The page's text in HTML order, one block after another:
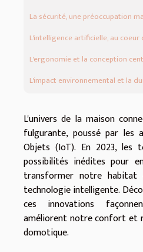
La sécurité, une préoccupation
L'intelligence artificielle, au
L'ergonomie et la conception
L'impact environnemental et la
L'univers de la maison
fulgurante, poussé par les
Objets (IoT). En 2023, les
possibilités inédites pour
transformer notre
technologie intelligente.
ces innovations
améliorent notre confort et
domotique.